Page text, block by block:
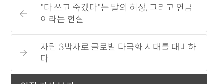
"다 쓰고 죽겠다"는 말의 허상, 그리고 연금
이라는 현실
자립 3박자로 글로벌 다극화 시대를 대비하
다